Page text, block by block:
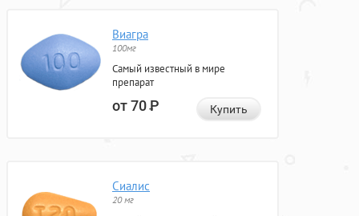
Виагра
100мг
Самый известный в мире
препарат
от 70Р Купить
Сиалис
20 мг